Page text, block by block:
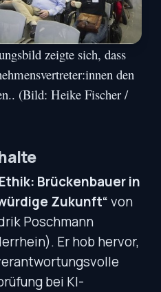
zeigte sich, dass
den
(Bild: Heike Fischer /
Brückenbauer in
Zukunft“von
Poschmann
Er hob hervor,
bei KI-